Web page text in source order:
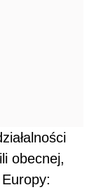
obecnej,